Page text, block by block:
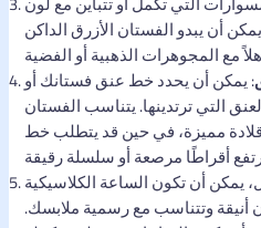
أن يبدو الفستان الأزرق الداكن
: يمكن أن يحدد خط عنق فستانك أو
التي ترتدينها. يتناسب الفستان
مميزة، في حين قد يتطلب خط
يمكن أن تكون الساعة الكلاسيكية
أنيقة وتتناسب مع رسمية ملابسك.